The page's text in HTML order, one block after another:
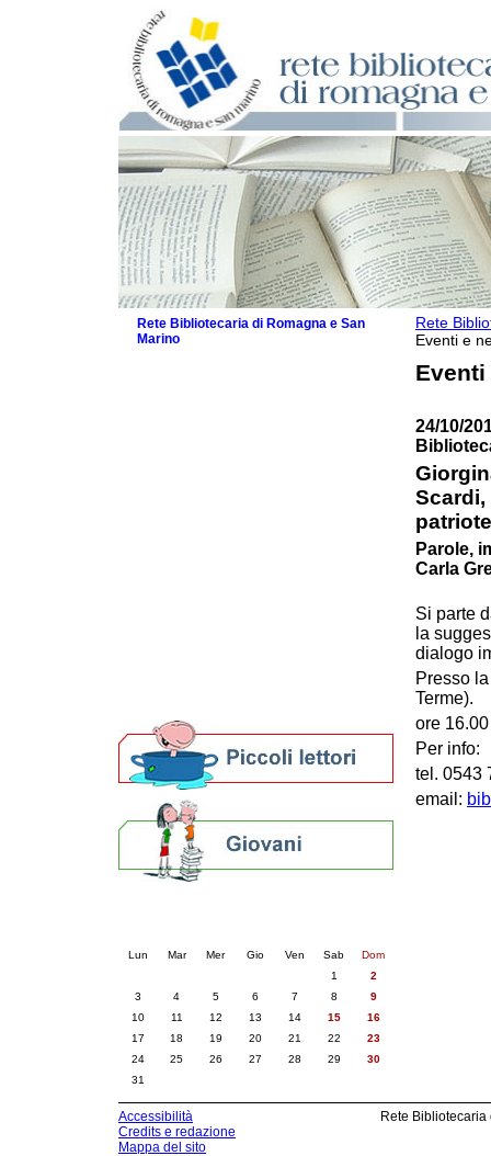
Rete
Eventi e
Eventi
24/10/
Scardi,
Parole,
Carla
Si parte
la
dialogo
Presso
Terme).
ore 16.00
Per info:
tel. 0543
email:
Rete Bibliotecaria di Romagna e San
Marino
Lun Mar Mer Gio Ven Sab
Dom
1
2
3
4 5 6 7 8
9
10
11 12 13 14 15
16
17
18 19 20 21 22
23
24
25 26 27 28 29
30
31
Accessibilità
Credits e redazione
Mappa del sito
Rete